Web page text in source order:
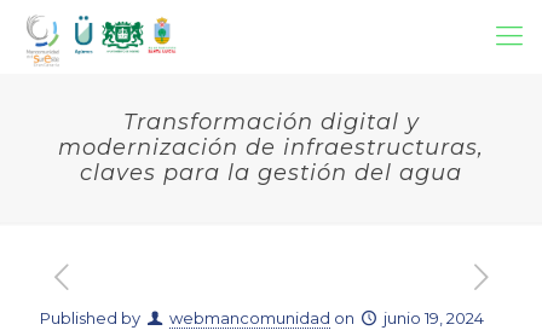
Transformación digital y
modernización de infraestructuras,
claves para la gestión del agua
Published by webmancomunidad on junio 19, 2024